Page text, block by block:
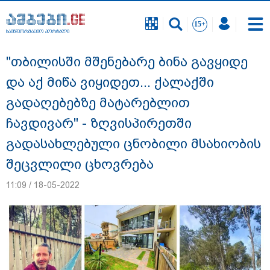
საინფორმაციო პორტალი
"ნატა ვიბლიანის საქმეზე საზოგადოება
უახლოეს დღეებში გაიგებს სიახლეს,
დაიდება პირველი მნიშვნელოვანი
შედეგი და ოფიციალურად ცნობენ
საინფორმაციო პორტალი
"თბილისში მშენებარე ბინა გავყიდე
და აქ მიწა ვიყიდეთ... ქალაქში
გადაღებებზე მატარებლით
ჩავდივარ" - ზღვისპირეთში
გადასახლებული ცნობილი მსახიობის
შეცვლილი ცხოვრება
11:09 / 18-05-2022